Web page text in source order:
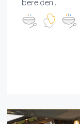
bereiden...